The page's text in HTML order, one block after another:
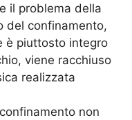
il problema della
del confinamento,
è piuttosto integro
viene racchiuso
realizzata
non